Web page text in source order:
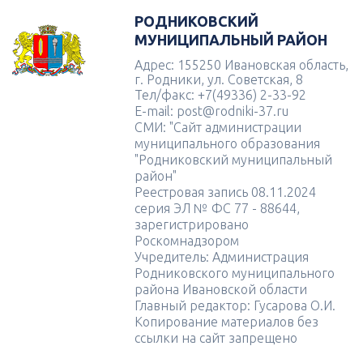
РОДНИКОВСКИЙ
МУНИЦИПАЛЬНЫЙ РАЙОН
Адрес: 155250 Ивановская область,
г. Родники, ул. Советская, 8
Тел/факс: +7(49336) 2-33-92
E-mail: post@rodniki-37.ru
СМИ: "Сайт администрации
муниципального образования
"Родниковский муниципальный
район"
Реестровая запись 08.11.2024
серия ЭЛ № ФС 77 - 88644,
зарегистрировано
Роскомнадзором
Учредитель: Администрация
Родниковского муниципального
района Ивановской области
Главный редактор: Гусарова О.И.
Копирование материалов без
ссылки на сайт запрещено